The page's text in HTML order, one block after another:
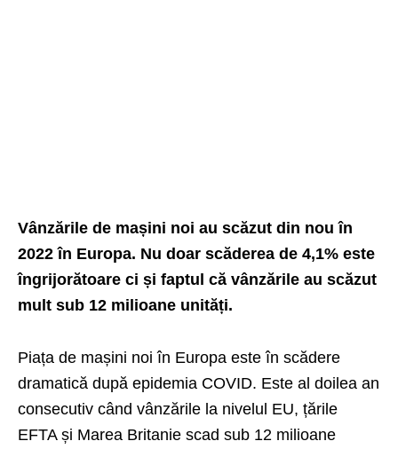
Vânzările de mașini noi au scăzut din nou în
2022 în Europa. Nu doar scăderea de 4,1% este
îngrijorătoare ci și faptul că vânzările au scăzut
mult sub 12 milioane unități.
Piața de mașini noi în Europa este în scădere
dramatică după epidemia COVID. Este al doilea an
consecutiv când vânzările la nivelul EU, țările
EFTA și Marea Britanie scad sub 12 milioane